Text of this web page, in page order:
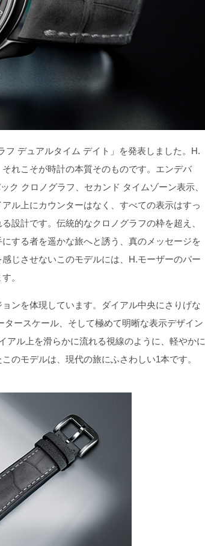
デュアルタイム デイト」を発表しました。H.
れこそが時計の本質そのものです。エンデバ
ク クロノグラフ、セカンド タイムゾーン表示、
ル上にカウンターはなく、すべての表示はすっ
設計です。伝統的なクロノグラフの枠を超え、
する者を遥かな旅へと誘う、真のメッセージを
じさせないこのモデルには、H.モーザーのパー
。
ンを体現しています。ダイアル中央にさりげな
ースケール、そして極めて明晰な表示デザイン
アル上を滑らかに流れる視線のように、軽やかに
のモデルは、現代の旅にふさわしい1本です。